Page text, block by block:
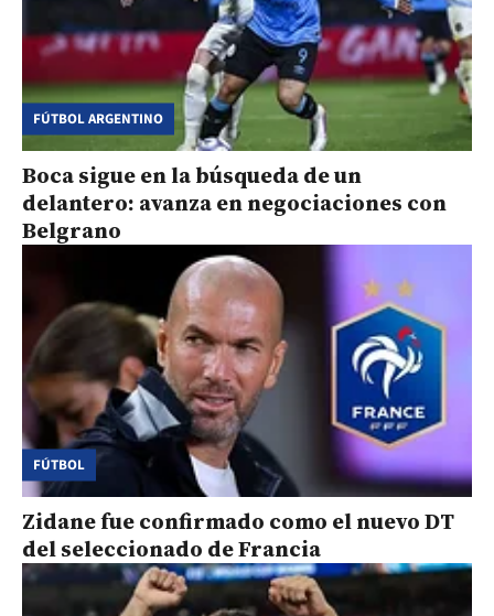
FÚTBOL ARGENTINO
Boca sigue en la búsqueda de un
delantero: avanza en negociaciones con
Belgrano
FÚTBOL
Zidane fue confirmado como el nuevo DT
del seleccionado de Francia